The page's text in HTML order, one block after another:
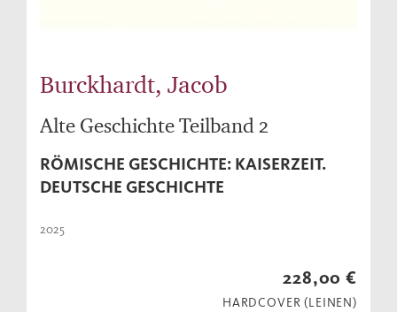
Burckhardt, Jacob
Alte Geschichte Teilband 2
RÖMISCHE GESCHICHTE: KAISERZEIT.
DEUTSCHE GESCHICHTE
2025
228,00 €
HARDCOVER (LEINEN)